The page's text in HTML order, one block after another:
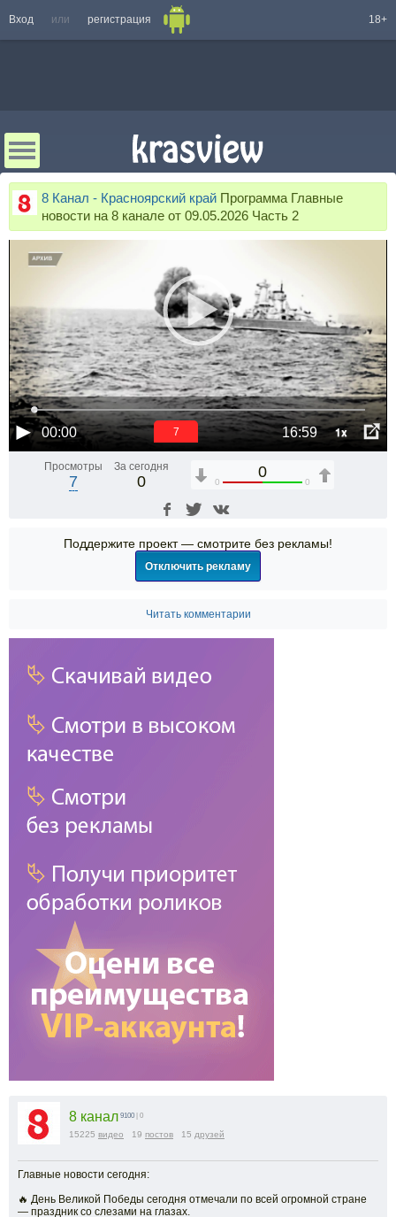
Вход или регистрация 18+
8 Канал - Красноярский край Программа Главные
новости на 8 канале от 09.05.2026 Часть 2
00:00 16:59 1x
6
Просмотры
7
За сегодня
0
0
0 0
Поддержите проект — смотрите без рекламы!
Отключить рекламу
Читать комментарии
8 канал 9100 | 0
15225 видео 19 постов 15 друзей
Главные новости сегодня:
🔥 День Великой Победы сегодня отмечали по всей огромной стране
— праздник со слезами на глазах.